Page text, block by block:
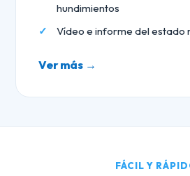
hundimientos
Vídeo e informe del estado
Ver más →
FÁCIL Y